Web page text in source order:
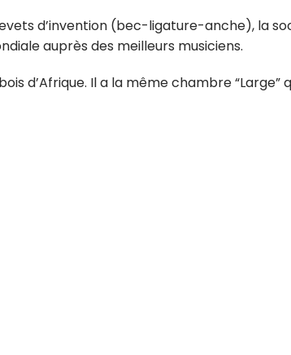
d’invention (bec-ligature-anche), la
auprès des meilleurs musiciens.
d’Afrique. Il a la même chambre “Large”